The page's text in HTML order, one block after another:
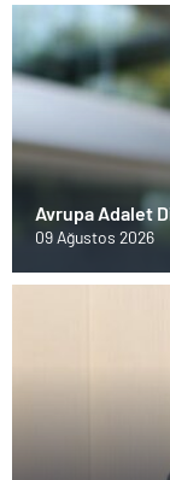
Avrupa Adalet
09 Ağustos 2026